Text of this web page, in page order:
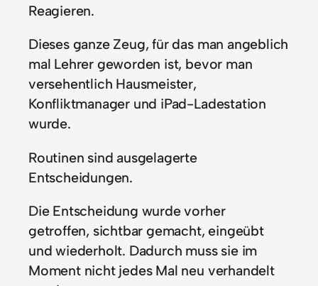
Reagieren.
Dieses ganze Zeug, für das man angeblich
mal Lehrer geworden ist, bevor man
versehentlich Hausmeister,
Konfliktmanager und iPad-Ladestation
wurde.
Routinen sind ausgelagerte
Entscheidungen.
Die Entscheidung wurde vorher
getroffen, sichtbar gemacht, eingeübt
und wiederholt. Dadurch muss sie im
Moment nicht jedes Mal neu verhandelt